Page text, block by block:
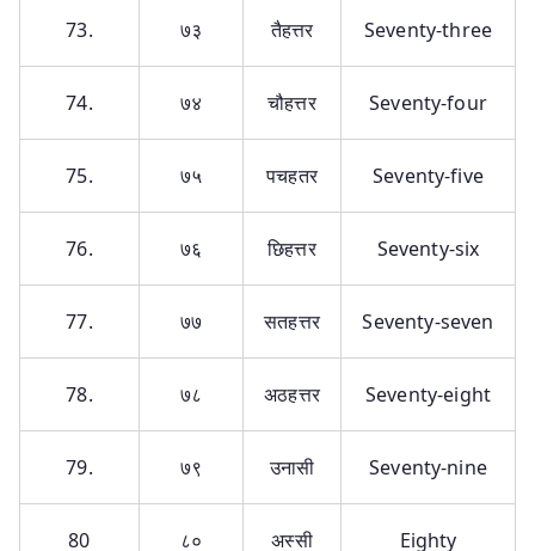
73. ७३ तैहत्तर Seventy-three
74. ७४ चौहत्तर Seventy-four
75. ७५ पचहतर Seventy-five
76. ७६ छिहत्तर Seventy-six
77. ७७ सतहत्तर Seventy-seven
78. ७८ अठहत्तर Seventy-eight
79. ७९ उनासी Seventy-nine
80 ८० अस्सी Eighty